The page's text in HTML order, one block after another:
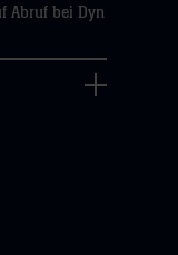
Abruf bei Dyn